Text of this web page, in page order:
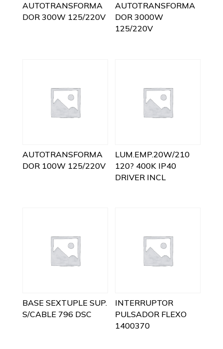
AUTOTRANSFORMA
DOR 300W 125/220V
AUTOTRANSFORMA
DOR 3000W
125/220V
AUTOTRANSFORMA
DOR 100W 125/220V
LUM.EMP.20W/210
120? 400K IP40
DRIVER INCL
BASE SEXTUPLE SUP.
S/CABLE 796 DSC
INTERRUPTOR
PULSADOR FLEXO
1400370